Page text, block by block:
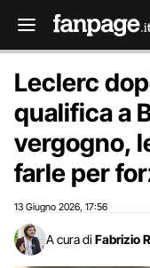
Leclerc
qualifica a
vergogno,
farle per
13 Giugno 2026 17:56
A cura di Fabrizio